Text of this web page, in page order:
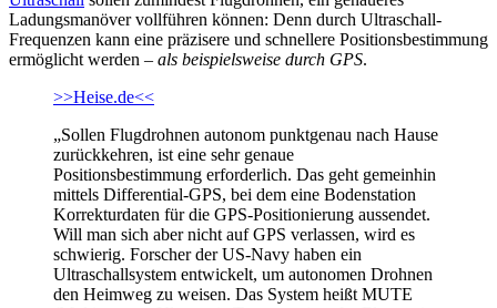
Ladungsmanöver vollführen können: Denn durch Ultraschall-
Frequenzen kann eine präzisere und schnellere Positionsbestimmung
ermöglicht werden – als beispielsweise durch GPS.
>>Heise.de<<
„Sollen Flugdrohnen autonom punktgenau nach Hause
zurückkehren, ist eine sehr genaue
Positionsbestimmung erforderlich. Das geht gemeinhin
mittels Differential-GPS, bei dem eine Bodenstation
Korrekturdaten für die GPS-Positionierung aussendet.
Will man sich aber nicht auf GPS verlassen, wird es
schwierig. Forscher der US-Navy haben ein
Ultraschallsystem entwickelt, um autonomen Drohnen
den Heimweg zu weisen. Das System heißt MUTE